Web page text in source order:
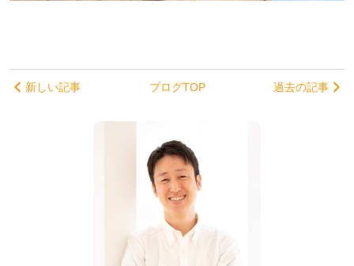
新しい記事 ブログTOP 過去の記事